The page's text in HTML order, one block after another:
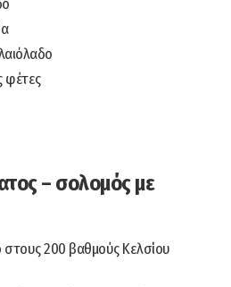
φέτες
– σολομός με
200 βαθμούς Κελσίου